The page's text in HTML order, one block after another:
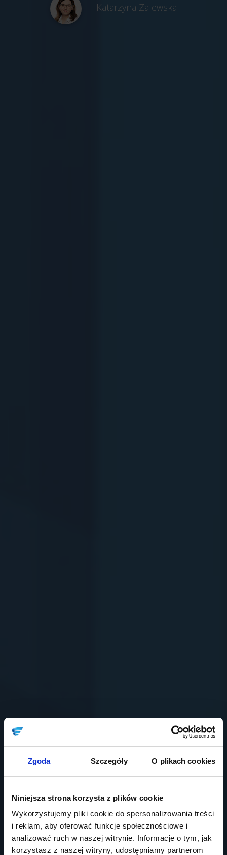
Zgoda Szczegóły O plikach cookies
Niniejsza strona korzysta z plików cookie
Wykorzystujemy pliki cookie do spersonalizowania treści
i reklam, aby oferować funkcje społecznościowe i
analizować ruch w naszej witrynie. Informacje o tym, jak
korzystasz z naszej witryny, udostępniamy partnerom
Katarzyna Zalewska